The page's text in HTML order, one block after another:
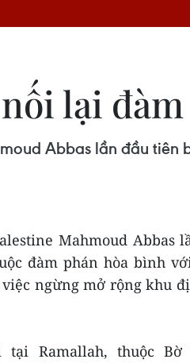
lại
Abbas lần đầu
Mahmoud Abbas
đàm phán hòa bình
ngừng mở rộng khu
Ramallah, thuộc Bờ